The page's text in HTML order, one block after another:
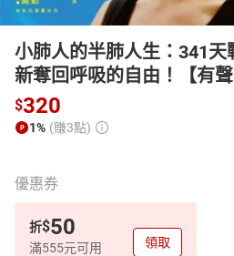
小肺人的半肺人生：341
新奪回呼吸的自由！【有聲
$320
1% (賺3點)
優惠券
折$50
滿555元可用 領取